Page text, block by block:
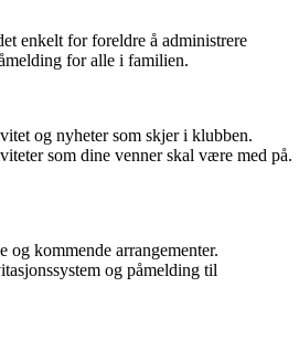
enkelt for foreldre å administrere
for alle i familien.
og nyheter som skjer i klubben.
som dine venner skal være med
og kommende arrangementer.
og påmelding til